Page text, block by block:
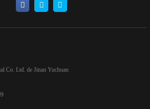
Co. Ltd. de Jinan Yuchuan